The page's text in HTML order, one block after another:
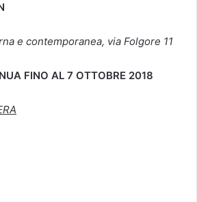
e contemporanea, via Folgore 11
FINO AL 7 OTTOBRE 2018